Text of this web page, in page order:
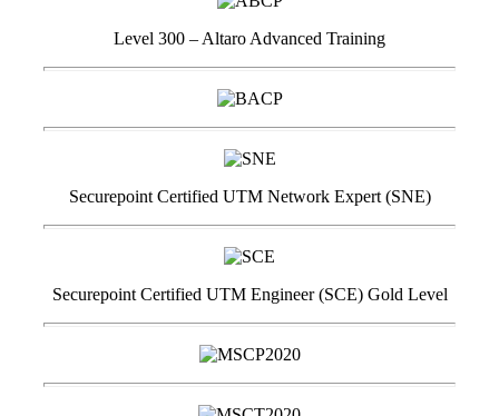
Level 300 – Altaro Advanced Training
Securepoint Certified UTM Network Expert (SNE)
Securepoint Certified UTM Engineer (SCE) Gold Level